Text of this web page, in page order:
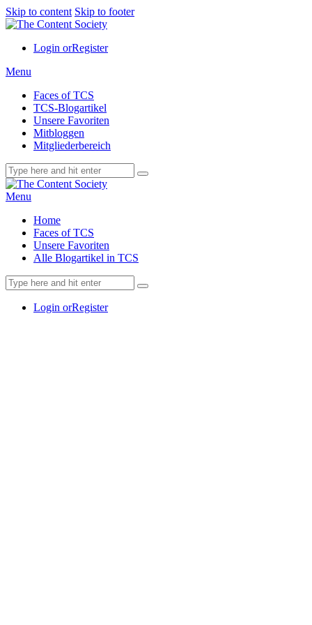
Skip to content Skip to footer
Login orRegister
Menu
Faces of TCS
TCS-Blogartikel
Unsere Favoriten
Mitbloggen
Mitgliederbereich
Menu
Home
Faces of TCS
Unsere Favoriten
Alle Blogartikel in TCS
Login orRegister